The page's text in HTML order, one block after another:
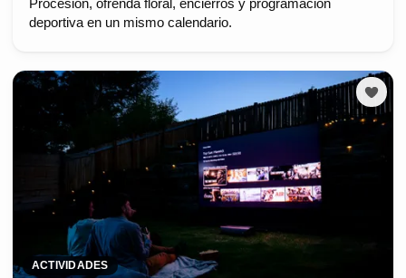
Procesión, ofrenda floral, encierros y programación
deportiva en un mismo calendario.
ACTIVIDADES